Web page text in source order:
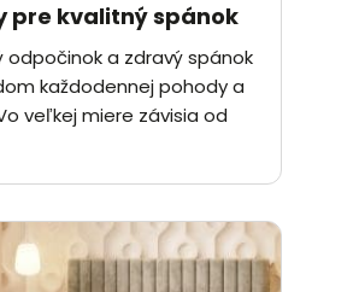
pre kvalitný spánok
odpočinok a zdravý spánok
každodennej pohody a
veľkej miere závisia od